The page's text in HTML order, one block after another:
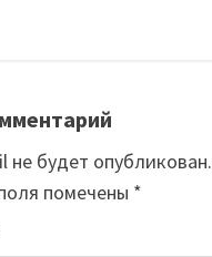
не будет опубликован.
помечены *